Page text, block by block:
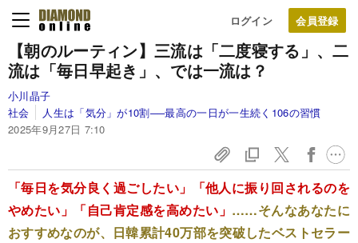
ログイン
【朝のルーティン】三流は「二度寝する」、二
流は「毎日早起き」、では一流は？
小川晶子
社会
人生は「気分」が10割──最高の一日が一生続く106の習慣
2025年9月27日 7:10
「毎日を気分良く過ごしたい」「他人に振り回されるのを
やめたい」「自己肯定感を高めたい」 ……そんなあなたに
おすすめなのが、日韓累計40万部を突破したベストセラー